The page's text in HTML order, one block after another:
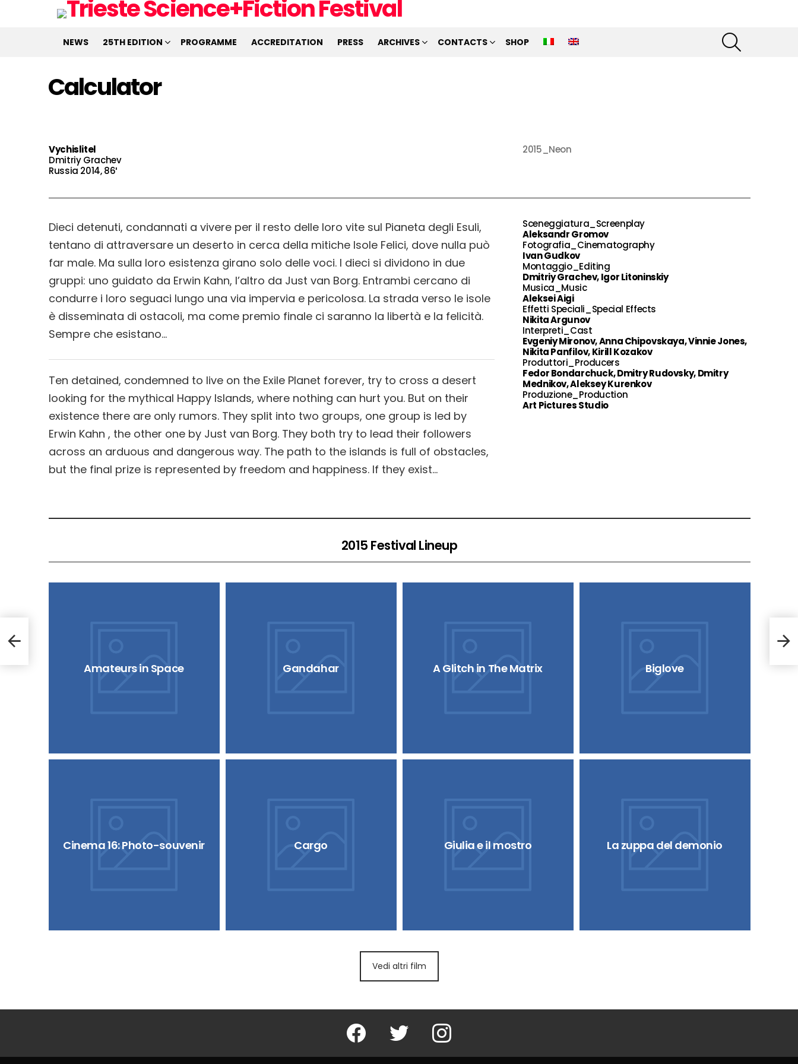
NEWS 25TH EDITION PROGRAMME ACCREDITATION PRESS ARCHIVES CONTACTS SHOP
Calculator
Vychislitel
Dmitriy Grachev
Russia 2014, 86′
2015_Neon
Dieci detenuti, condannati a vivere per il resto delle loro vite sul Pianeta degli Esuli,
tentano di attraversare un deserto in cerca della mitiche Isole Felici, dove nulla può
far male. Ma sulla loro esistenza girano solo delle voci. I dieci si dividono in due
gruppi: uno guidato da Erwin Kahn, l’altro da Just van Borg. Entrambi cercano di
condurre i loro seguaci lungo una via impervia e pericolosa. La strada verso le isole
è disseminata di ostacoli, ma come premio finale ci saranno la libertà e la felicità.
Sempre che esistano…
Ten detained, condemned to live on the Exile Planet forever, try to cross a desert
looking for the mythical Happy Islands, where nothing can hurt you. But on their
existence there are only rumors. They split into two groups, one group is led by
Erwin Kahn , the other one by Just van Borg. They both try to lead their followers
across an arduous and dangerous way. The path to the islands is full of obstacles,
but the final prize is represented by freedom and happiness. If they exist…
Sceneggiatura_Screenplay
Aleksandr Gromov
Fotografia_Cinematography
Ivan Gudkov
Montaggio_Editing
Dmitriy Grachev, Igor Litoninskiy
Musica_Music
Aleksei Aigi
Effetti Speciali_Special Effects
Nikita Argunov
Interpreti_Cast
Evgeniy Mironov, Anna Chipovskaya, Vinnie Jones,
Nikita Panfilov, Kirill Kozakov
Produttori_Producers
Fedor Bondarchuck, Dmitry Rudovsky, Dmitry
Mednikov, Aleksey Kurenkov
Produzione_Production
Art Pictures Studio
2015 Festival Lineup
Amateurs in Space Gandahar A Glitch in The Matrix Biglove
Cinema 16: Photo-souvenir Cargo Giulia e il mostro La zuppa del demonio
Vedi altri film
Facebook Twitter Instagram